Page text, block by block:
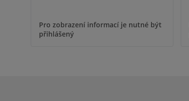
Pro zobrazení informací je nutné být
přihlášený